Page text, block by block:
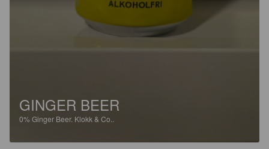
GINGER BEER
0% Ginger Beer. Klokk & Co..